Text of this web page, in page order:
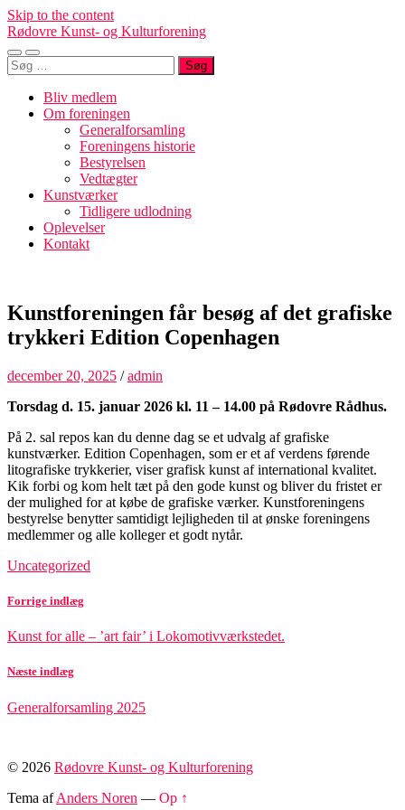
Skip to the content
Rødovre Kunst- og Kulturforening
Toggle
mobile
Toggle
search
Søg
efter:
Bliv medlem
Om foreningen
Generalforsamling
Foreningens historie
Bestyrelsen
Vedtægter
Kunstværker
Tidligere udlodning
Oplevelser
Kontakt
Kunstforeningen får besøg af det grafiske
trykkeri Edition Copenhagen
december 20, 2025 /admin
Torsdag d. 15. januar 2026 kl. 11 – 14.00 på Rødovre Rådhus.
På 2. sal repos kan du denne dag se et udvalg af grafiske
kunstværker. Edition Copenhagen, som er et af verdens førende
litografiske trykkerier, viser grafisk kunst af international kvalitet.
Kik forbi og kom helt tæt på den gode kunst og bliver du fristet er
der mulighed for at købe de grafiske værker. Kunstforeningens
bestyrelse benytter samtidigt lejligheden til at ønske foreningens
medlemmer og alle kolleger et godt nytår.
Uncategorized
Forrige indlæg
Kunst for alle – ’art fair’ i Lokomotivværkstedet.
Næste indlæg
Generalforsamling 2025
© 2026 Rødovre Kunst- og Kulturforening
Tema afAnders Noren — Op ↑